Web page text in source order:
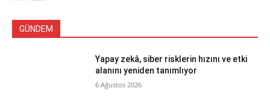
GÜNDEM
Yapay zekâ, siber risklerin hızını ve etki
alanını yeniden tanımlıyor
6 Ağustos 2026